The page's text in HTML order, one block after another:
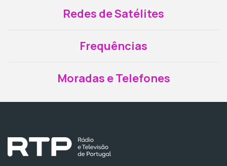
Redes de Satélites
Frequências
Moradas e Telefones